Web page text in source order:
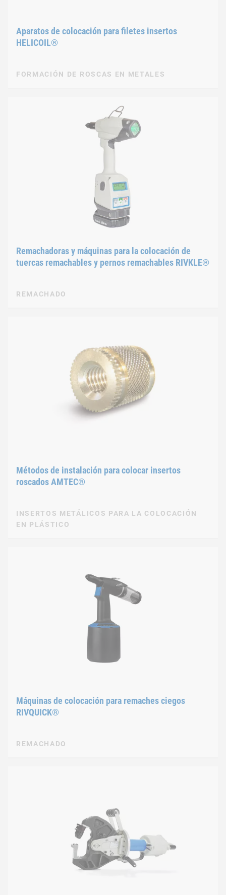
Aparatos de colocación para filetes insertos
HELICOIL®
FORMACIÓN DE ROSCAS EN METALES
Remachadoras y máquinas para la colocación de
tuercas remachables y pernos remachables RIVKLE®
REMACHADO
Métodos de instalación para colocar insertos
roscados AMTEC®
INSERTOS METÁLICOS PARA LA COLOCACIÓN
EN PLÁSTICO
Máquinas de colocación para remaches ciegos
RIVQUICK®
REMACHADO